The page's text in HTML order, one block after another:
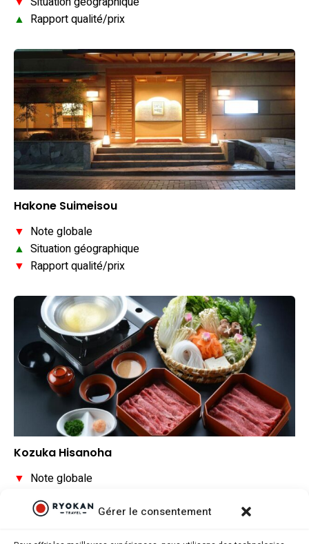
Gérer le consentement
▲ Rapport qualité/prix
Hakone Suimeisou
▼ Note globale
▲ Situation géographique
▼ Rapport qualité/prix
Kozuka Hisanoha
▼ Note globale
Rapport qualité/prix